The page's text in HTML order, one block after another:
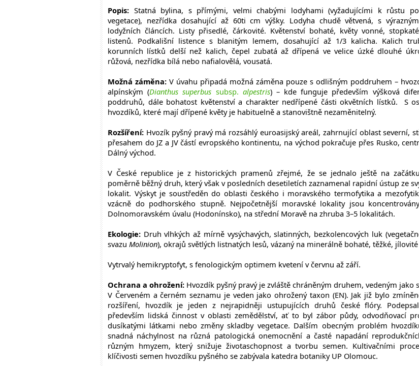
Popis: Statná bylina, s přímými, velmi chabými lodyhami (vyžadujícími k růstu
vegetace), nezřídka dosahující až 60ti cm výšky. Lodyha chudě větvená, s
lodyžních článcích. Listy přisedlé, čárkovité. Květenství bohaté, květy vonné,
listenů. Podkališní listence s blanitým lemem, dosahující až 1/3 kalicha. Kalich
korunních lístků delší než kalich, čepel zubatá až dřípená ve velice úzké dlouhé
růžová, nezřídka bílá nebo nafialovělá, vousatá.
Možná záměna: V úvahu připadá možná záměna pouze s odlišným poddruhem –
alpínským (Dianthus superbus subsp. alpestris) – kde funguje především výšková
poddruhů, dále bohatost květenství a charakter nedřípené části okvětních lístků. S
hvozdíků, které mají dřípené květy je habituelně a stanovištně nezaměnitelný.
Rozšíření: Hvozík pyšný pravý má rozsáhlý euroasijský areál, zahrnující oblast severní,
přesahem do JZ a JV částí evropského kontinentu, na východ pokračuje přes Rusko,
Dálný východ.
V České republice je z historických pramenů zřejmé, že se jednalo ještě na
poměrně běžný druh, který však v posledních desetiletích zaznamenal rapidní ústup ze
lokalit. Výskyt je soustředěn do oblasti českého i moravského termofytika a
vzácně do podhorského stupně. Nejpočetnější moravské lokality jsou
Dolnomoravském úvalu (Hodonínsko), na střední Moravě na zhruba 3–5 lokalitách.
Ekologie: Druh vlhkých až mírně vysýchavých, slatinných, bezkolencových luk
svazu Molinion), okrajů světlých listnatých lesů, vázaný na minerálně bohaté, těžké,
Vytrvalý hemikryptofyt, s fenologickým optimem kvetení v červnu až září.
Ochrana a ohrožení: Hvozdík pyšný pravý je zvláště chráněným druhem, vedeným jako
V Červeném a černém seznamu je veden jako ohrožený taxon (EN). Jak již bylo
rozšíření, hvozdík je jeden z nejrapidněji ustupujících druhů české flóry.
především lidská činnost v oblasti zemědělství, ať to byl zábor půdy, odvodňovací
dusíkatými látkami nebo změny skladby vegetace. Dalším obecným problém
snadná náchylnost na různá patologická onemocnění a časté napadání
různým hmyzem, který snižuje životaschopnost a tvorbu semen. Kultivačními
klíčivosti semen hvozdíku pyšného se zabývala katedra botaniky UP Olomouc.